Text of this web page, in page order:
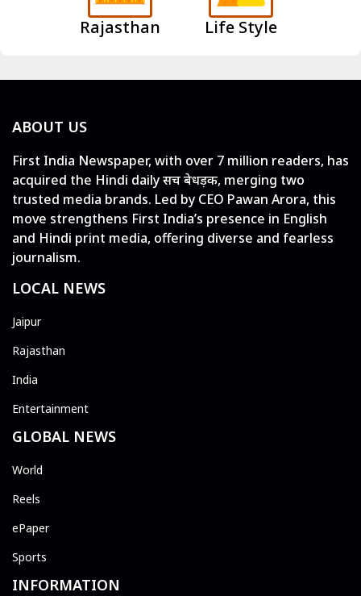
Rajasthan Life Style
ABOUT US
First India Newspaper, with over 7 million readers, has
acquired the Hindi daily सच बेधड़क, merging two
trusted media brands. Led by CEO Pawan Arora, this
move strengthens First India’s presence in English
and Hindi print media, offering diverse and fearless
journalism.
LOCAL NEWS
Jaipur
Rajasthan
India
Entertainment
GLOBAL NEWS
World
Reels
ePaper
Sports
INFORMATION